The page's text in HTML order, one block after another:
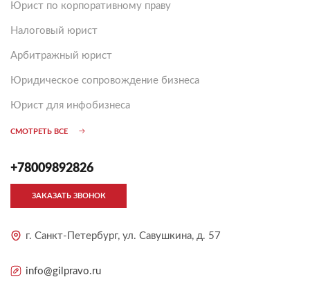
Юрист по корпоративному праву
Налоговый юрист
Арбитражный юрист
Юридическое сопровождение бизнеса
Юрист для инфобизнеса
СМОТРЕТЬ ВСЕ
+78009892826
ЗАКАЗАТЬ ЗВОНОК
г. Санкт-Петербург, ул. Савушкина, д. 57
info@gilpravo.ru